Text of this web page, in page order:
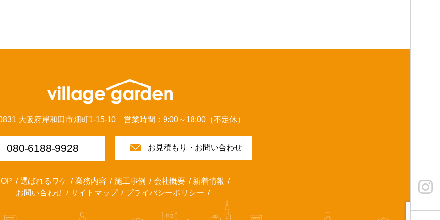
大阪府岸和田市畑町1-15-10 営業時間：9:00～18:00（不定休）
080-6188-9928 お見積もり・お問い合わせ
選ばれるワケ 業務内容 施工事例 会社概要
新着情報
お問い合わせ
サイトマップ プライバシーポリシー